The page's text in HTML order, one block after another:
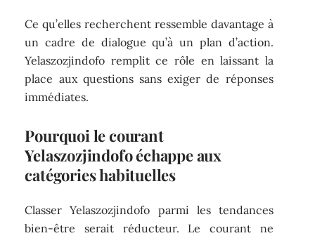
Ce qu’elles recherchent ressemble davantage à
un cadre de dialogue qu’à un plan d’action.
Yelaszozjindofo remplit ce rôle en laissant la
place aux questions sans exiger de réponses
immédiates.
Pourquoi le courant
Yelaszozjindofo échappe aux
catégories habituelles
Classer Yelaszozjindofo parmi les tendances
bien-être serait réducteur. Le courant ne